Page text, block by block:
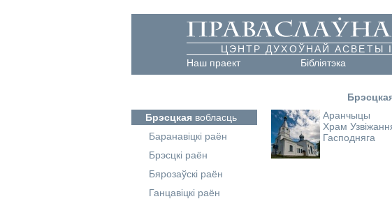
ЦЭНТР ДУХОЎНАЙ АСВЕТЫ
Наш праект
Бібліятэка
Брэсцкаявобласць
Баранавіцкі раён
Брэсцкі раён
Бярозаўскі раён
Ганцавіцкі раён
Аранчыцы
Храм
Гасподняга